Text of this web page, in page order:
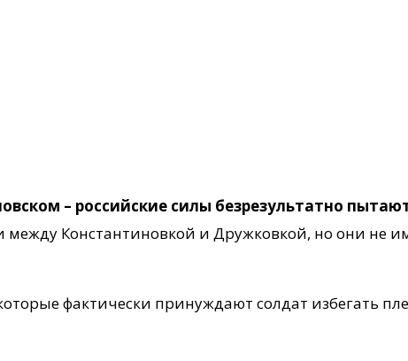
– российские силы безрезультатно
Константиновкой и Дружковкой, но они не
фактически принуждают солдат избегать